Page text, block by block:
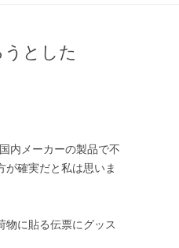
とした
内メーカーの製品で不
が確実だと私は思いま
物に貼る伝票にグッス